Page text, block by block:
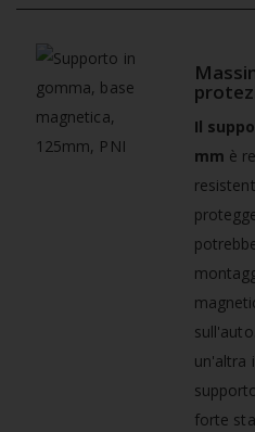
Il
mm è
un'altra
forte